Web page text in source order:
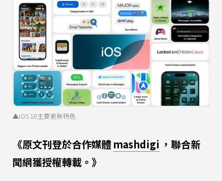
▲iOS 18主要更新特色
《原文刊登於合作媒體 mashdigi ，聯合新
聞網獲授權轉載。》